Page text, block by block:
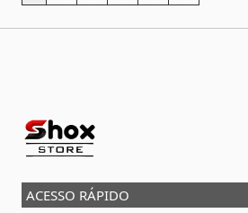
ACESSO RÁPIDO